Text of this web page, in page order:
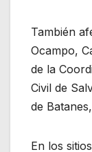
También
Ocampo,
de la
Civil de
de
En los